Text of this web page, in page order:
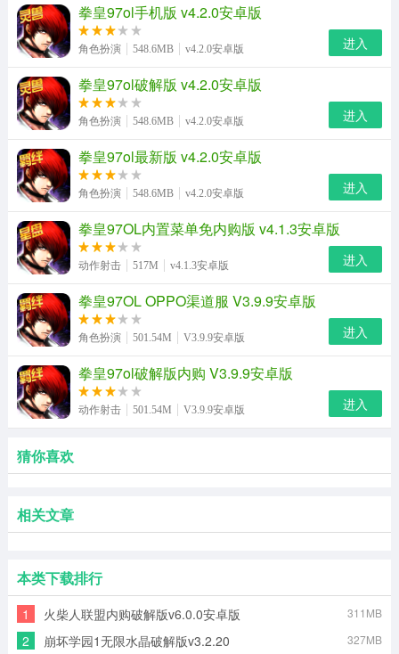
拳皇97ol手机版 v4.2.0安卓版
角色扮演 548.6MB v4.2.0安卓版 进入
拳皇97ol破解版 v4.2.0安卓版
角色扮演 548.6MB v4.2.0安卓版 进入
拳皇97ol最新版 v4.2.0安卓版
角色扮演 548.6MB v4.2.0安卓版 进入
拳皇97OL内置菜单免内购版 v4.1.3安卓版
动作射击 517M v4.1.3安卓版 进入
拳皇97OL OPPO渠道服 V3.9.9安卓版
角色扮演 501.54M V3.9.9安卓版 进入
拳皇97ol破解版内购 V3.9.9安卓版
动作射击 501.54M V3.9.9安卓版 进入
猜你喜欢
相关文章
本类下载排行
1 火柴人联盟内购破解版v6.0.0安卓版 311MB
2 崩坏学园1无限水晶破解版v3.2.20 327MB